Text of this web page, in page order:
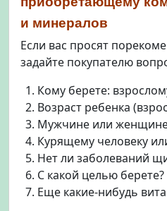
и минералов
Если вас просят
задайте покупателю
Кому берете:
Возраст ребенка
Мужчине или
Курящему человеку
Нет ли заболеваний
С какой целью берете?
Еще какие-нибудь